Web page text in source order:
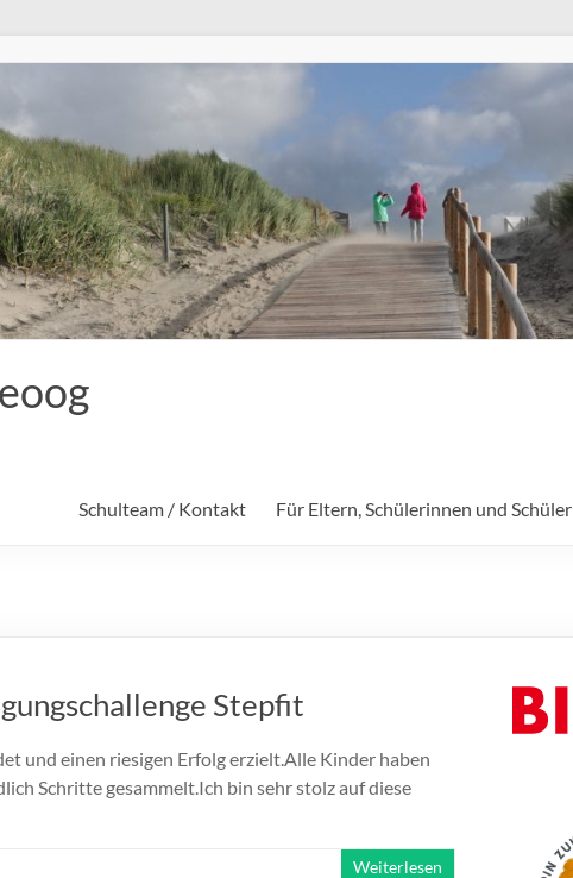
Schulteam / Kontakt Für Eltern, Schülerinnen und Schüler
Stepfit
und einen riesigen Erfolg erzielt.Alle Kinder haben
Schritte gesammelt.Ich bin sehr stolz auf diese
Weiterlesen